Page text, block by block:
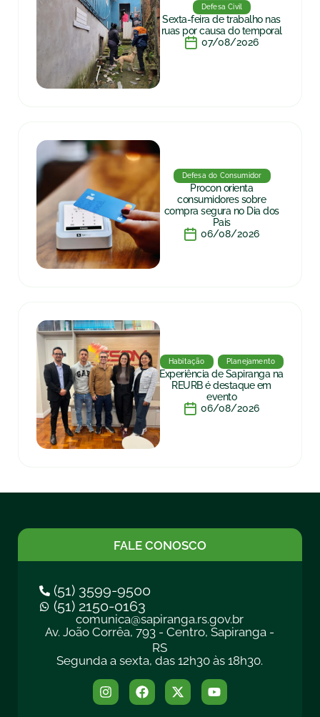
Defesa Civil
Sexta-feira de trabalho nas
ruas por causa do temporal
07/08/2026
Defesa do Consumidor
Procon orienta
consumidores sobre
compra segura no Dia dos
Pais
06/08/2026
Habitação Planejamento
Experiência de Sapiranga na
REURB é destaque em
evento
06/08/2026
FALE CONOSCO
(51) 3599-9500
(51) 2150-0163
comunica@sapiranga.rs.gov.br
Av. João Corrêa, 793 - Centro, Sapiranga -
RS
Segunda a sexta, das 12h30 às 18h30.